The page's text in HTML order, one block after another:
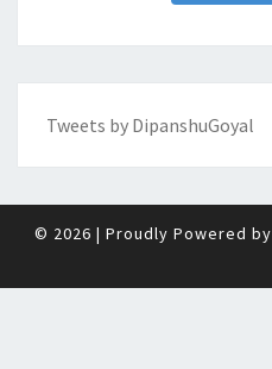
Tweets by DipanshuGoyal
© 2026 | Proudly Powered by